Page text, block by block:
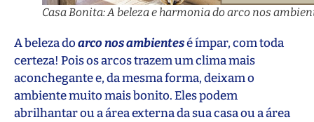
Casa Bonita: A beleza e harmonia do arco nos
A beleza doarco nos ambientesé ímpar, com toda
certeza! Pois os arcos trazem um clima mais
aconchegante e, da mesma forma, deixam o
ambiente muito mais bonito. Eles podem
abrilhantar ou a área externa da sua casa ou a área